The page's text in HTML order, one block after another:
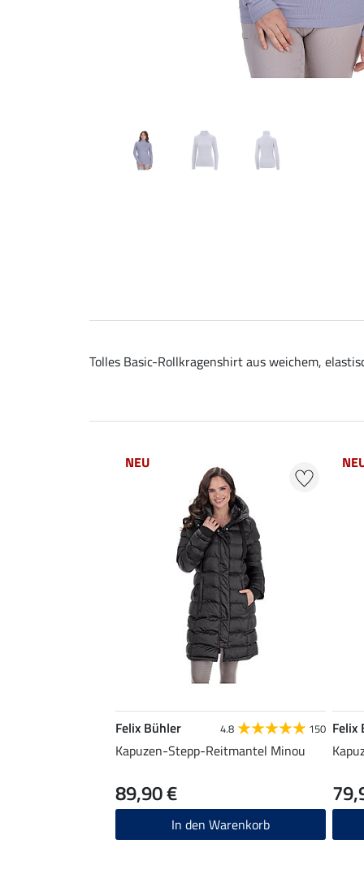
Tolles Basic-Rollkragenshirt aus weichem,
NEU
Felix Bühler 4.8 150
Kapuzen-Stepp-Reitmantel Minou
89,90 €
In den Warenkorb
Felix